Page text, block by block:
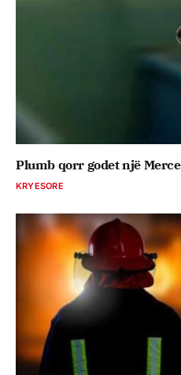
Plumb qorr godet një
KRYESORE